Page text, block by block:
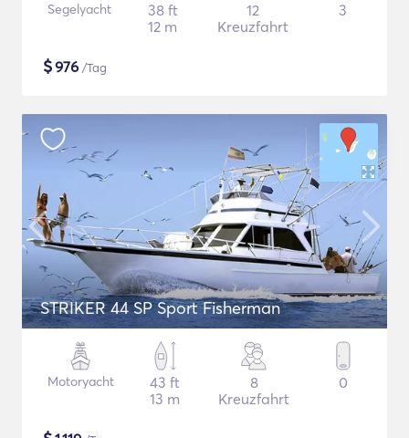
Segelyacht
38 ft
12 m
12
Kreuzfahrt
3
$976 /Tag
STRIKER 44 SP Sport Fisherman
Motoryacht
43 ft
13 m
8
Kreuzfahrt
0